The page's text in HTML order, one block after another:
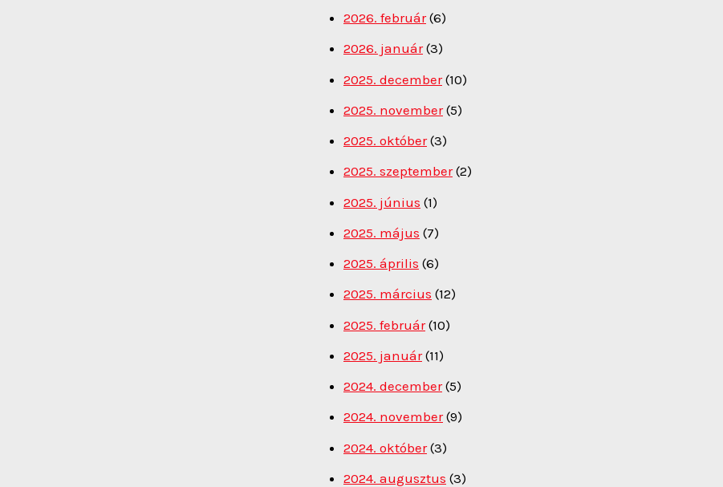
2026. február(6)
2026. január(3)
2025. december(10)
2025. november(5)
2025. október(3)
2025. szeptember(2)
2025. június (1)
2025. május (7)
2025. április (6)
2025. március (12)
2025. február(10)
2025. január(11)
2024. december(5)
2024. november(9)
2024. október(3)
2024. augusztus (3)